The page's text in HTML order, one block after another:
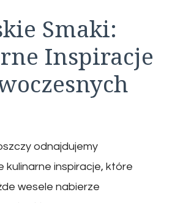
Smaki:
Inspiracje
odnajdujemy
kulinarne inspiracje, które
wesele nabierze